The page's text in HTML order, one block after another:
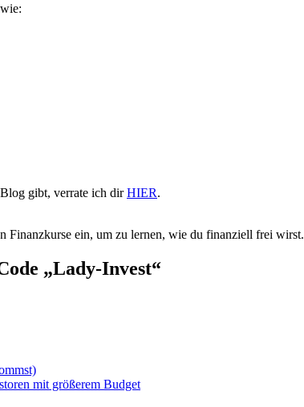
gibt, verrate ich dirHIER.
Finanzkurse ein, um zu lernen, wie du finanziell frei wirst.
„Lady-Invest“
mit größerem Budget